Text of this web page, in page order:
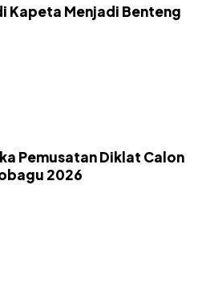
Kapeta Menjadi Benteng
Pemusatan Diklat Calon
2026